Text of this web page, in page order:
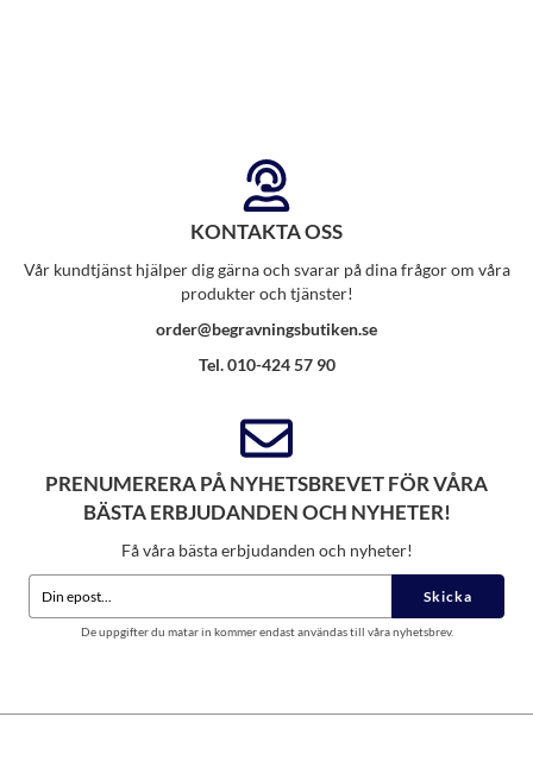
KONTAKTA OSS
Vår kundtjänst hjälper dig gärna och svarar på dina frågor om våra
produkter och tjänster!
order@begravningsbutiken.se
Tel. 010-424 57 90
PRENUMERERA PÅ NYHETSBREVET FÖR VÅRA
BÄSTA ERBJUDANDEN OCH NYHETER!
Få våra bästa erbjudanden och nyheter!
Skicka
De uppgifter du matar in kommer endast användas till våra nyhetsbrev.